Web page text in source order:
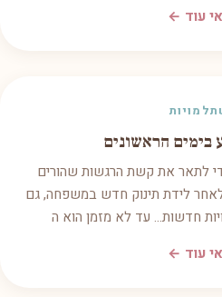
עוד ←
בימים הראשונים
לתאר את קשת הרגשות שהורים
לידת תינוק חדש במשפחה, גם
חדשות... עד לא מזמן הוא ה
עוד ←